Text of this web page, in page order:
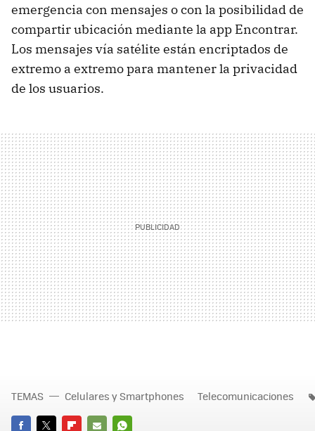
emergencia con mensajes o con la posibilidad de
compartir ubicación mediante la app Encontrar.
Los mensajes vía satélite están encriptados de
extremo a extremo para mantener la privacidad
de los usuarios.
TEMAS Celulares y Smartphones Telecomunicaciones